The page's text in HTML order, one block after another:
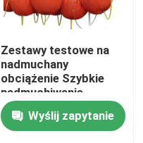
Zestawy testowe na
nadmuchany
obciążenie Szybkie
nadmuchiwanie
deflacja Wielokrotne
wykorzystanie
odporne na korozję
Wyślij zapytanie